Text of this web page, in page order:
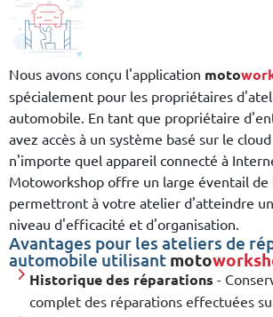
Nous avons conçu l'application moto
spécialement pour les propriétaires
automobile. En tant que propriétaire
avez accès à un système basé sur le
n'importe quel appareil connecté à
Motoworkshop offre un large éventail
permettront à votre atelier d'atteindre
niveau d'efficacité et d'organisation.
Avantages pour les ateliers de
automobile utilisant moto
Historique des réparations -
complet des réparations effectuées